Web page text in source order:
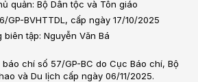
quản: Bộ Dân tộc và Tôn giáo
GP-BVHTTDL, cấp ngày 17/10/2025
biên tập: Nguyễn Văn Bá
chí số 57/GP-BC do Cục Báo chí, Bộ
và Du lịch cấp ngày 06/11/2025.